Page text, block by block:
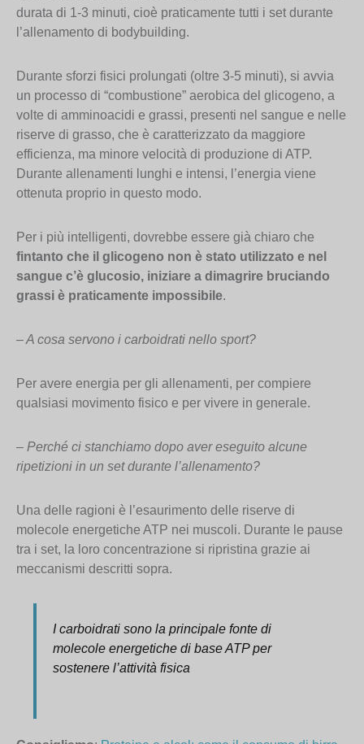
durata di 1-3 minuti, cioè praticamente tutti i set durante
l’allenamento di bodybuilding.
Durante sforzi fisici prolungati (oltre 3-5 minuti), si avvia
un processo di “combustione” aerobica del glicogeno, a
volte di amminoacidi e grassi, presenti nel sangue e nelle
riserve di grasso, che è caratterizzato da maggiore
efficienza, ma minore velocità di produzione di ATP.
Durante allenamenti lunghi e intensi, l’energia viene
ottenuta proprio in questo modo.
Per i più intelligenti, dovrebbe essere già chiaro che
fintanto che il glicogeno non è stato utilizzato e nel
sangue c’è glucosio, iniziare a dimagrire bruciando
grassi è praticamente impossibile.
– A cosa servono i carboidrati nello sport?
Per avere energia per gli allenamenti, per compiere
qualsiasi movimento fisico e per vivere in generale.
– Perché ci stanchiamo dopo aver eseguito alcune
ripetizioni in un set durante l’allenamento?
Una delle ragioni è l’esaurimento delle riserve di
molecole energetiche ATP nei muscoli. Durante le pause
tra i set, la loro concentrazione si ripristina grazie ai
meccanismi descritti sopra.
I carboidrati sono la principale fonte di
molecole energetiche di base ATP per
sostenere l’attività fisica